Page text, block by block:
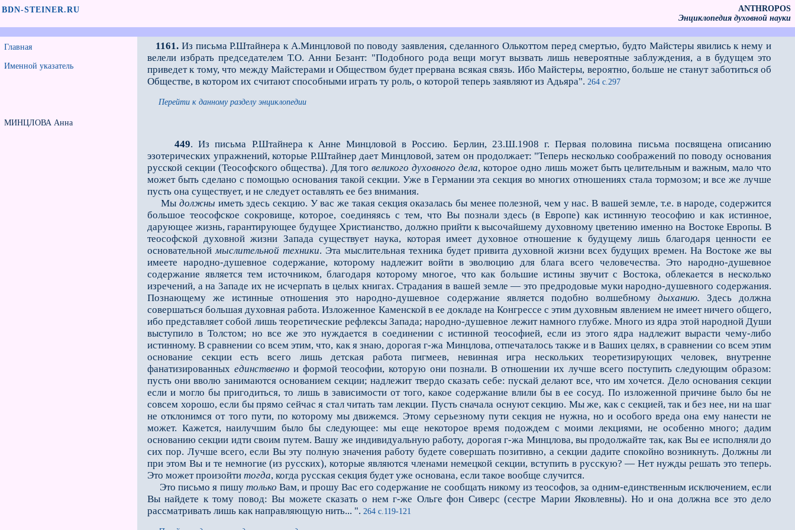
BDN-STEINER.RU
ANTHROPOS
Энциклопедия духовной науки
Главная
Именной указатель
МИНЦЛОВА Анна
1161. Из письма Р.Штайнера к А.Минцловой по поводу заявления, сделанного Олькоттом перед смертью, будто Майстеры явились к нему и
велели избрать председателем Т.О. Анни Безант: "Подобного рода вещи могут вызвать лишь невероятные заблуждения, а в будущем это
приведет к тому, что между Майстерами и Обществом будет прервана всякая связь. Ибо Майстеры, вероятно, больше не станут заботиться об
Обществе, в котором их считают способными играть ту роль, о которой теперь заявляют из Адьяра". 264 с.297
Перейти к данному разделу энциклопедии
449. Из письма Р.Штайнера к Анне Минцловой в Россию. Берлин, 23.Ш.1908 г. Первая половина письма посвящена описанию
эзотерических упражнений, которые Р.Штайнер дает Минцловой, затем он продолжает: "Теперь несколько соображений по поводу основания
русской секции (Теософского общества). Для тоговеликого духовного дела, которое одно лишь может быть целительным и важным, мало что
может быть сделано с помощью основания такой секции. Уже в Германии эта секция во многих от­ношениях стала тормозом; и все же лучше
пусть она существует, и не следует оставлять ее без внимания.
Мыдолжны иметь здесь секцию. У вас же такая секция оказалась бы менее полезной, чем у нас. В вашей земле, т.е. в народе, содержится
большое теософское сокровище, которое, соединяясь с тем, что Вы познали здесь (в Европе) как истинную теософию и как истинное,
дарующее жизнь, гарантирующее буду­щее Христианство, должно прийти к высочайшему духовному цветению именно на Востоке Европы. В
теософс­кой духовной жизни Запада существует наука, которая имеет духовное отношение к будущему лишь благода­ря ценности ее
основательноймыслительной техники. Эта мыслительная техника бу­дет привита духовной жизни всех будущих времен. На Востоке же вы
имеете народно-душевное содержание, которому надлежит войти в эволюцию для блага всего человечества. Это народно-душевное
содержание яв­ляется тем источником, благодаря которому многое, что как большие истины звучит с Востока, облекает­ся в несколько
изречений, а на Западе их не исчерпать в целых книгах. Страдания в вашей земле — это предродовые муки народно-душевного содержания.
Познающему же истинные отношения это народно-душевное содержание является подобно волшебному дыханию. Здесь должна
совершаться большая духовная работа. Из­ложенное Каменской в ее докладе на Конгрессе с этим духовным явлением не имеет ничего общего,
ибо представляет собой лишь теоретические рефлексы Запада; народно-душевное лежит намного глубже. Много из ядра этой народной Души
выступило в Толстом; но все же это нуждается в соединении с истинной тео­софией, если из этого ядра надлежит вырасти чему-либо
истинному. В сравнении со всем этим, что, как я знаю, дорогая г-жа Минцлова, отпечаталось также и в Ваших целях, в сравнении со всем этим
основание секции есть всего лишь детская работа пигмеев, невинная игра нескольких теоретизирующих человек, внутренне
фанатизированных единственно и формой теософии, которую они познали. В отношении их лучше всего поступить следующим образом:
пусть они вволю занимаются основанием секции; надлежит твердо сказать себе: пускай делают все, что им хочется. Дело основания секции
если и мог­ло бы пригодиться, то лишь в зависимости от того, какое содержание влили бы в ее сосуд. По изложенной причине было бы не
совсем хорошо, если бы прямо сейчас я стал читать там лекции. Пусть сначала оснуют секцию. Мы же, как с секцией, так и без нее, ни на шаг
не отклонимся от того пути, по которому мы движемся. Этому серьезному пути секция не нужна, но и особого вреда она ему нанести не
может. Кажется, наилучшим было бы следующее: мы еще некоторое время подождем с моими лекциями, не особенно много; дадим
основанию секции идти своим путем. Вашу же индивидуальную работу, дорогая г-жа Минцлова, вы продолжайте так, как Вы ее исполняли до
сих пор. Лучше всего, если Вы эту полную значения работу бу­дете совершать позитивно, а секции дадите спокойно возникнуть. Должны ли
при этом Вы и те немногие (из русских), которые являются членами немецкой секции, вступить в русскую? — Нет нужды решать это теперь.
Это может произойти тогда, когда русская секция будет уже основана, если такое вообще случится.
Это письмо я пишу только Вам, и прошу Вас его содержание не сообщать никому из теософов, за одним-единственным исключением, если
Вы найдете к тому повод: Вы можете сказать о нем г-же Ольге фон Сиверс (сестре Марии Яковлевны). Но и она должна все это дело
рассматривать лишь как направляющую нить... ". 264 с.119-121